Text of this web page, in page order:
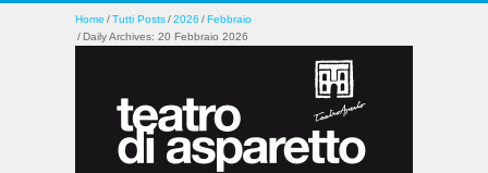
Home Tutti Posts 2026
Febbraio
Daily Archives: 20 Febbraio 2026